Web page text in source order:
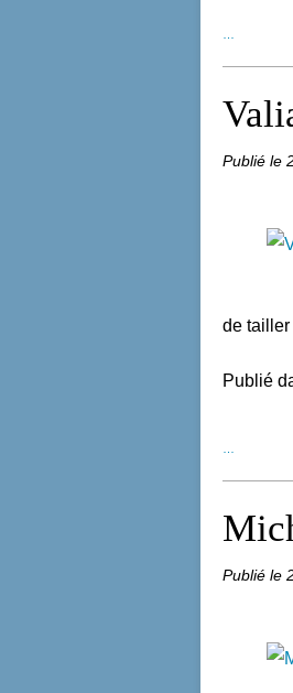
Publié le
de
Publié
Publié le